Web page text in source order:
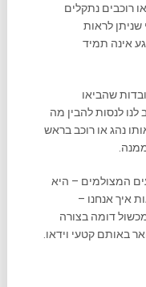
רוכבים נתקלים
לראות
אינה תמיד
שהביאו
לנסות להבין מה
נהג או רוכב בראש
המצולמים – היא
איך אנחנו –
דומה בצורה
באותם קטעי וידאו.